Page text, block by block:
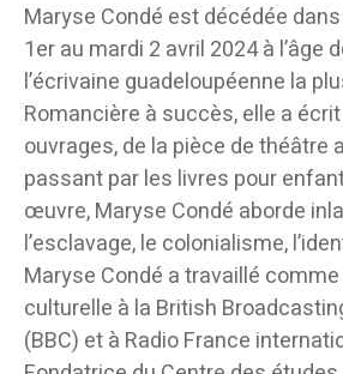
Maryse Condé est décédée
1er au mardi 2 avril 2024 à l’âge
l’écrivaine guadeloupéenne la
Romancière à succès, elle a
ouvrages, de la pièce de théâtre
passant par les livres pour
œuvre, Maryse Condé aborde
l’esclavage, le colonialisme,
Maryse Condé a travaillé
culturelle à la British
(BBC) et à Radio France